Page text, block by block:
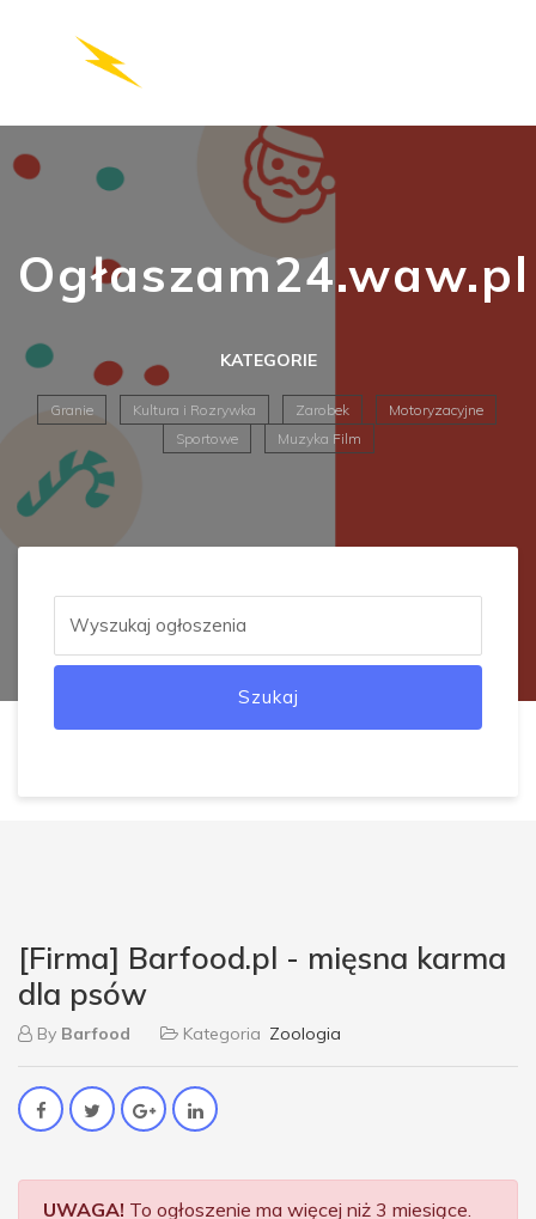
Ogłaszam24.waw.pl
KATEGORIE
Granie Kultura i Rozrywka Zarobek
Motoryzacyjne
Sportowe
Muzyka Film
Szukaj
[Firma] Barfood.pl - mięsna karma
dla psów
By Barfood Kategoria Zoologia
UWAGA! To ogłoszenie ma więcej niż 3 miesiące.